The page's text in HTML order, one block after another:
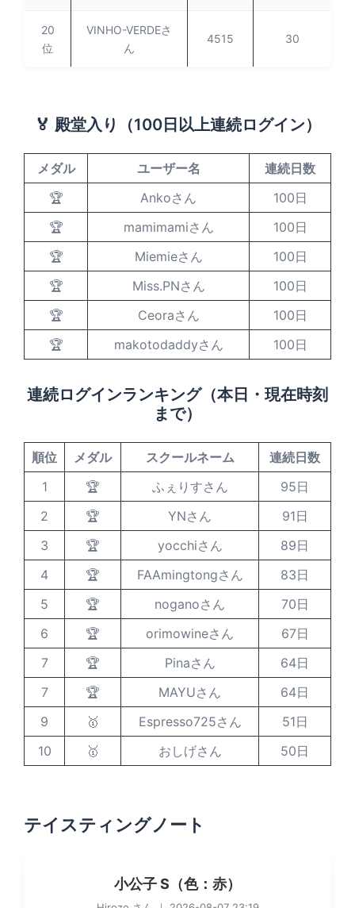
20
位
VINHO-VERDEさ
ん
4515 30
🏅 殿堂入り（100日以上連続ログイン）
メダル ユーザー名
連続日数
🏆
Ankoさん
100日
🏆
mamimamiさん
100日
🏆
Miemieさん
100日
🏆
Miss.PNさん
100日
🏆
Ceoraさん
100日
🏆
makotodaddyさん 100日
連続ログインランキング（本日・現在時刻
まで）
順位 メダル スクールネーム
連続日数
1
🏆 ふぇりすさん
95日
2
🏆 YNさん
91日
3
🏆 yocchiさん
89日
4
🏆 FAAmingtongさん
83日
5
🏆 noganoさん
70日
6
🏆 orimowineさん
67日
7
🏆 Pinaさん
64日
7
🏆 MAYUさん
64日
9
🥇 Espresso725さん
51日
10
🥇 おしげさん 50日
テイスティングノート
小公子 S（色：赤）